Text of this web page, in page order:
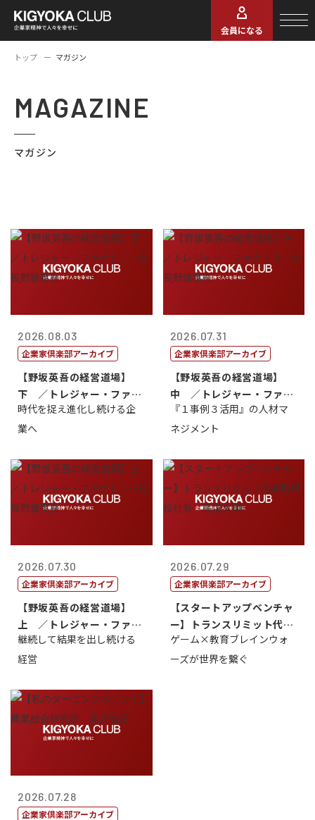
会員になる
トップ マガジン
MAGAZINE
マガジン
2026.08.03
企業家倶楽部アーカイブ
【野坂英吾の経営道場】
下 ／トレジャー・ファク
トリー社長野坂...
時代を捉え進化し続ける企
業へ
2026.07.31
企業家倶楽部アーカイブ
【野坂英吾の経営道場】
中 ／トレジャー・ファク
トリー社長野坂...
『１事例３活用』の人材マ
ネジメント
2026.07.30
企業家倶楽部アーカイブ
【野坂英吾の経営道場】
上 ／トレジャー・ファク
トリー社長野坂...
継続して結果を出し続ける
経営
2026.07.29
企業家倶楽部アーカイブ
【スタートアップベンチャ
ー】トランスリミット代表
取締役社長 ...
ゲーム×教育ブレインウォ
ーズが世界を繋ぐ
2026.07.28
企業家倶楽部アーカイブ